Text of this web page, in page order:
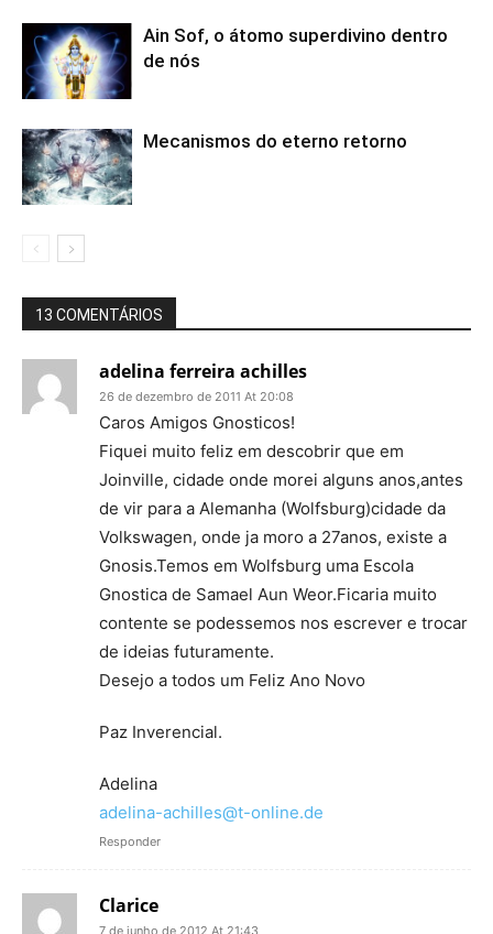
Ain Sof, o átomo superdivino dentro
de nós
Mecanismos do eterno retorno
13 COMENTÁRIOS
adelina ferreira achilles
26 de dezembro de 2011 At 20:08
Caros Amigos Gnosticos!
Fiquei muito feliz em descobrir que em
Joinville, cidade onde morei alguns anos,antes
de vir para a Alemanha (Wolfsburg)cidade da
Volkswagen, onde ja moro a 27anos, existe a
Gnosis.Temos em Wolfsburg uma Escola
Gnostica de Samael Aun Weor.Ficaria muito
contente se podessemos nos escrever e trocar
de ideias futuramente.
Desejo a todos um Feliz Ano Novo
Paz Inverencial.
Adelina
adelina-achilles@t-online.de
Responder
Clarice
7 de junho de 2012 At 21:43